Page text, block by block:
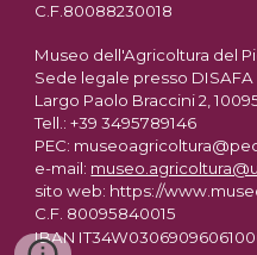
C.F.80088230018
Museo dell'Agricoltura del
Sede legale presso DISAFA
Largo Paolo Braccini 2,
Tell.: +39 3495789146
PEC:
e-mail:
sito web: https://
C.F. 80095840015
IBAN